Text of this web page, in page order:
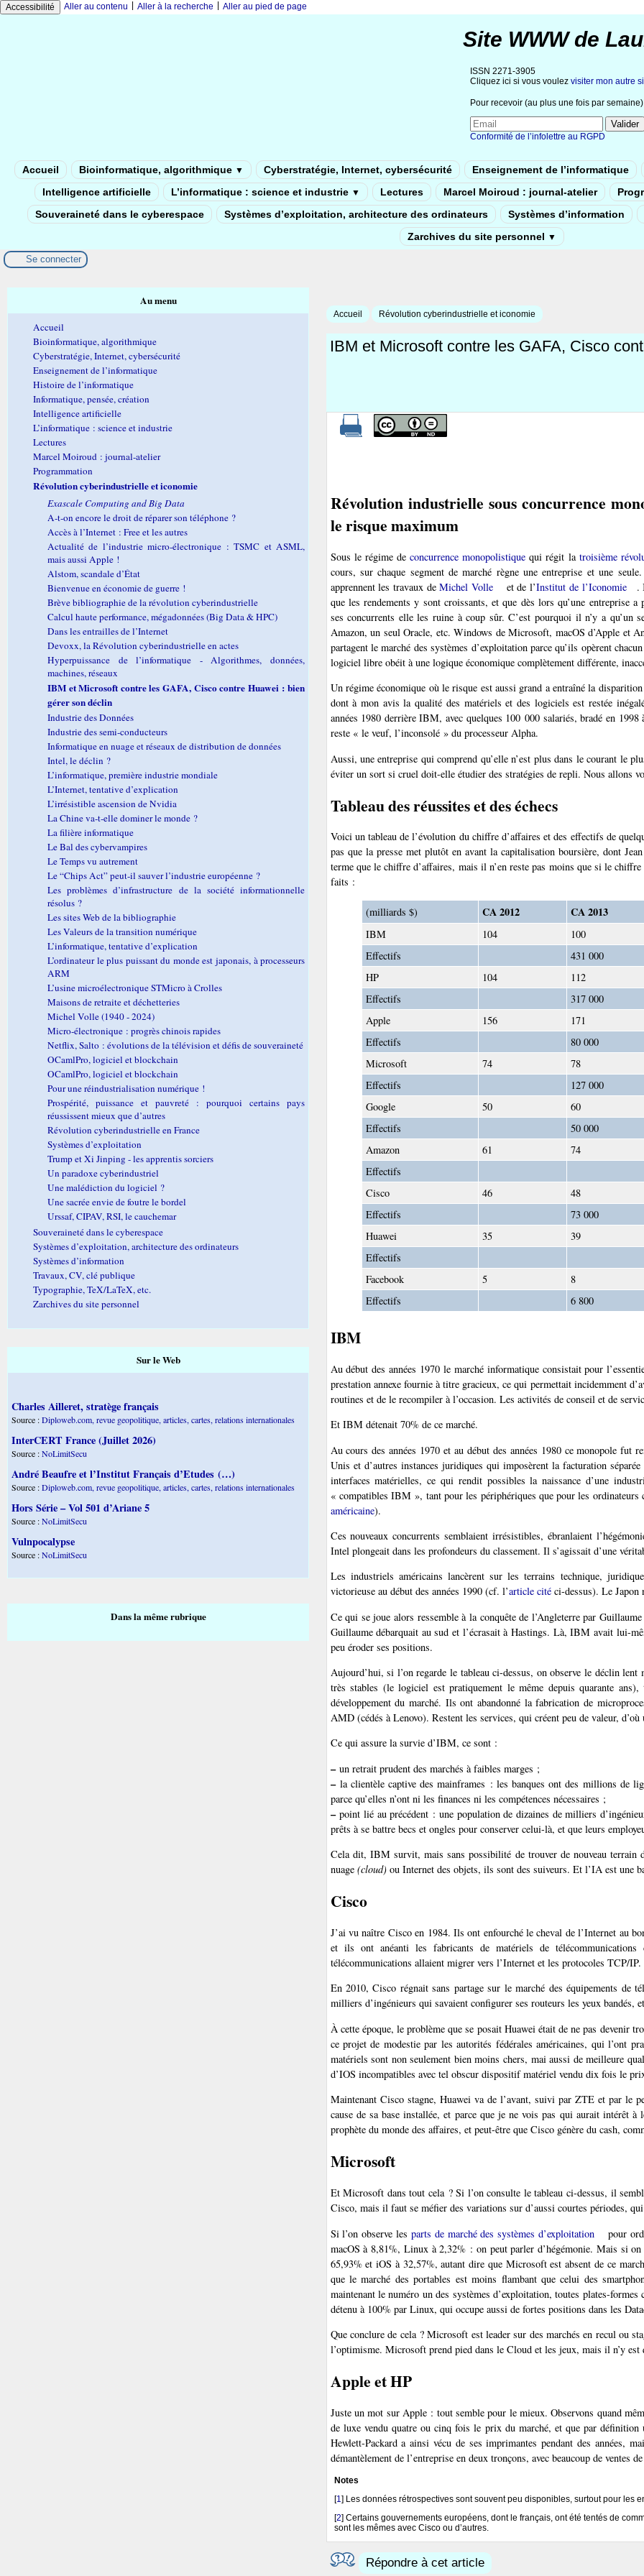
Accessibilité Aller au contenu Aller à la recherche Aller au pied de page
Site WWW de
ISSN 2271-3905
Cliquez ici si vous voulez visiter mon autre
Pour recevoir (au plus une fois par
Conformité de l’infolettre au RGPD
Accueil Bioinformatique, algorithmique ▼ Cyberstratégie, Internet, cybersécurité
Enseignement de l’informatique
Intelligence artificielle
L’informatique : science et industrie ▼ Lectures Marcel Moiroud : journal-atelier
Souveraineté dans le cyberespace
Systèmes d’exploitation, architecture des ordinateurs
Systèmes d’information
Zarchives du site personnel ▼
Se connecter
Accueil Révolution cyberindustrielle et iconomie
IBM et Microsoft contre les GAFA, Cisco
Révolution industrielle sous concurrence
le risque maximum
Sous le régime deconcurrence monopolistique qui régit la troisième
cours, sur chaque segment de marché règne une entreprise et une
apprennent les travaux deMichel Volle et de l’Institut de l’Iconomie
.
que les rendements y sont croissants, et que dès lors qu’une entreprise a
ses concurrents elle les ruine à coup sûr. C’est pourquoi il n’y a qu’un
Amazon, un seul Oracle, etc. Windows de Microsoft, macOS d’Apple et
partagent le marché des systèmes d’exploitation parce qu’ils opèrent
logiciel libre obéit à une logique économique complètement différente,
Un régime économique où le risque est aussi grand a entraîné la
dont à mon avis la qualité des matériels et des logiciels est restée
années 1980 derrière IBM, avec quelques 100 000 salariés, bradé en
reste « le veuf, l’inconsolé » du processeur Alpha.
Aussi, une entreprise qui comprend qu’elle n’est plus dans le courant le
éviter un sort si cruel doit-elle étudier des stratégies de repli. Nous allons
Tableau des réussites et des échecs
Voici un tableau de l’évolution du chiffre d’affaires et des effectifs de
pas que la presse met plutôt en avant la capitalisation boursière, dont
terme que le chiffre d’affaires, mais il n’en reste pas moins que si le
faits :
(milliards $) CA 2012 CA 2013
IBM 104
100
Effectifs
431 000
HP
104
112
Effectifs
317 000
Apple
156
171
Effectifs
80 000
Microsoft
74
78
Effectifs
127 000
Google
50
60
Effectifs
50 000
Amazon
61
74
Effectifs
Cisco
46
48
Effectifs
73 000
Huawei
35
39
Effectifs
Facebook
5
8
Effectifs
6 800
IBM
Au début des années 1970 le marché informatique consistait pour
prestation annexe fournie à titre gracieux, ce qui permettait incidemment
routines et de le recompiler à l’occasion. Les activités de conseil et de
Et IBM détenait 70% de ce marché.
Au cours des années 1970 et au début des années 1980 ce monopole fut
Unis et d’autres instances juridiques qui imposèrent la facturation
interfaces matérielles, ce qui rendit possibles la naissance d’une
« compatibles IBM », tant pour les périphériques que pour les
américaine).
Ces nouveaux concurrents semblaient irrésistibles, ébranlaient
Intel plongeait dans les profondeurs du classement. Il s’agissait d’une
Les industriels américains lancèrent sur les terrains technique,
victorieuse au début des années 1990 (cf. l’article citéci-dessus). Le Japon
Ce qui se joue alors ressemble à la conquête de l’Angleterre par
Guillaume débarquait au sud et l’écrasait à Hastings. Là, IBM avait lui-
peu éroder ses positions.
Aujourd’hui, si l’on regarde le tableau ci-dessus, on observe le déclin
très stables (le logiciel est pratiquement le même depuis quarante
développement du marché. Ils ont abandonné la fabrication de
AMD (cédés à Lenovo). Restent les services, qui créent peu de valeur,
Ce qui assure la survie d’IBM, ce sont :
–un retrait prudent des marchés à faibles marges ;
–la clientèle captive des mainframes : les banques ont des millions de
parce qu’elles n’ont ni les finances ni les compétences nécessaires ;
–point lié au précédent : une population de dizaines de milliers
prêts à se battre becs et ongles pour conserver celui-là, et que leurs
Cela dit, IBM survit, mais sans possibilité de trouver de nouveau terrain
nuage (cloud)ou Internet des objets, ils sont des suiveurs. Et l’IA est une
Cisco
J’ai vu naître Cisco en 1984. Ils ont enfourché le cheval de l’Internet au
et ils ont anéanti les fabricants de matériels de
télécommunications allaient migrer vers l’Internet et les protocoles TCP/IP.
En 2010, Cisco régnait sans partage sur le marché des équipements
milliers d’ingénieurs qui savaient configurer ses routeurs les yeux bandés,
À cette époque, le problème que se posait Huawei était de ne pas devenir
ce projet de modestie par les autorités fédérales américaines, qui l’ont
matériels sont non seulement bien moins chers, mai aussi de meilleure
d’IOS incompatibles avec tel obscur dispositif matériel vendu dix fois le
Maintenant Cisco stagne, Huawei va de l’avant, suivi par ZTE et par le
cause de sa base installée, et parce que je ne vois pas qui aurait intérêt
prophète du monde des affaires, et peut-être que Cisco génère du cash,
Microsoft
Et Microsoft dans tout cela ? Si l’on consulte le tableau ci-dessus, il
Cisco, mais il faut se méfier des variations sur d’aussi courtes périodes,
Si l’on observe les parts de marché des systèmes d’exploitation
pour
macOS à 8,81%, Linux à 2,32% : on peut parler d’hégémonie. Mais si
65,93% et iOS à 32,57%, autant dire que Microsoft est absent de ce
que le marché des portables est moins flambant que celui des
maintenant le numéro un des systèmes d’exploitation, toutes plates-
détenu à 100% par Linux, qui occupe aussi de fortes positions dans les
Que conclure de cela ? Microsoft est leader sur des marchés en recul ou
l’optimisme. Microsoft prend pied dans le Cloud et les jeux, mais il n’y est
Apple et HP
Juste un mot sur Apple : tout semble pour le mieux. Observons quand
de luxe vendu quatre ou cinq fois le prix du marché, et que par
Hewlett-Packard a ainsi vécu de ses imprimantes pendant des années,
démantèlement de l’entreprise en deux tronçons, avec beaucoup de
Notes
[1] Les données rétrospectives sont souvent peu disponibles, surtout pour les
[2] Certains gouvernements européens, dont le français, ont été tentés de
sont les mêmes avec Cisco ou d’autres.
Répondre à cet article
Au menu
Accueil
Bioinformatique, algorithmique
Cyberstratégie, Internet, cybersécurité
Enseignement de l’informatique
Histoire de l’informatique
Informatique, pensée, création
Intelligence artificielle
L’informatique : science et industrie
Lectures
Marcel Moiroud : journal-atelier
Programmation
Révolution cyberindustrielle et iconomie
Exascale Computing and Big Data
A-t-on encore le droit de réparer son téléphone ?
Accès à l’Internet : Free et les autres
Actualité de l’industrie micro-électronique : TSMC et ASML,
mais aussi Apple !
Alstom, scandale d’État
Bienvenue en économie de guerre !
Brève bibliographie de la révolution cyberindustrielle
Calcul haute performance, mégadonnées (Big Data & HPC)
Dans les entrailles de l’Internet
Devoxx, la Révolution cyberindustrielle en actes
Hyperpuissance de l’informatique - Algorithmes, données,
machines, réseaux
IBM et Microsoft contre les GAFA, Cisco contre Huawei : bien
gérer son déclin
Industrie des Données
Industrie des semi-conducteurs
Informatique en nuage et réseaux de distribution de données
Intel, le déclin ?
L’informatique, première industrie mondiale
L’Internet, tentative d’explication
L’irrésistible ascension de Nvidia
La Chine va-t-elle dominer le monde ?
La filière informatique
Le Bal des cybervampires
Le Temps vu autrement
Le “Chips Act” peut-il sauver l’industrie européenne ?
Les problèmes d’infrastructure de la société informationnelle
résolus ?
Les sites Web de la bibliographie
Les Valeurs de la transition numérique
L’informatique, tentative d’explication
L’ordinateur le plus puissant du monde est japonais, à processeurs
ARM
L’usine microélectronique STMicro à Crolles
Maisons de retraite et déchetteries
Michel Volle (1940 - 2024)
Micro-électronique : progrès chinois rapides
Netflix, Salto : évolutions de la télévision et défis de souveraineté
OCamlPro, logiciel et blockchain
OCamlPro, logiciel et blockchain
Pour une réindustrialisation numérique !
Prospérité, puissance et pauvreté : pourquoi certains pays
réussissent mieux que d’autres
Révolution cyberindustrielle en France
Systèmes d’exploitation
Trump et Xi Jinping - les apprentis sorciers
Un paradoxe cyberindustriel
Une malédiction du logiciel ?
Une sacrée envie de foutre le bordel
Urssaf, CIPAV, RSI, le cauchemar
Souveraineté dans le cyberespace
Systèmes d’exploitation, architecture des ordinateurs
Systèmes d’information
Travaux, CV, clé publique
Typographie, TeX/LaTeX, etc.
Zarchives du site personnel
Sur le Web
Charles Ailleret, stratège français
Source :Diploweb.com, revue geopolitique, articles, cartes, relations internationales
InterCERT France (Juillet 2026)
Source :NoLimitSecu
André Beaufre et l’Institut Français d’Etudes (…)
Source :Diploweb.com, revue geopolitique, articles, cartes, relations internationales
Hors Série – Vol 501 d’Ariane 5
Source :NoLimitSecu
Vulnpocalypse
Source :NoLimitSecu
Dans la même rubrique